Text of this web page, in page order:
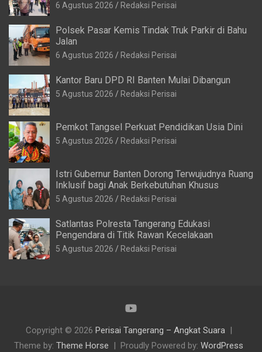
6 Agustus 2026 Redaksi Perisai
Polsek Pasar Kemis Tindak Truk Parkir di Bahu
Jalan
6 Agustus 2026 Redaksi Perisai
Kantor Baru DPD RI Banten Mulai Dibangun
5 Agustus 2026 Redaksi Perisai
Pemkot Tangsel Perkuat Pendidikan Usia Dini
5 Agustus 2026 Redaksi Perisai
Istri Gubernur Banten Dorong Terwujudnya Ruang
Inklusif bagi Anak Berkebutuhan Khusus
5 Agustus 2026 Redaksi Perisai
Satlantas Polresta Tangerang Edukasi
Pengendara di Titik Rawan Kecelakaan
5 Agustus 2026 Redaksi Perisai
Copyright © 2026 Perisai Tangerang – Angkat Suara
Theme by: Theme Horse Proudly Powered by: WordPress